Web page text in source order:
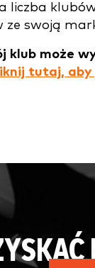
liczba
ze swoją
klub może
tutaj, aby